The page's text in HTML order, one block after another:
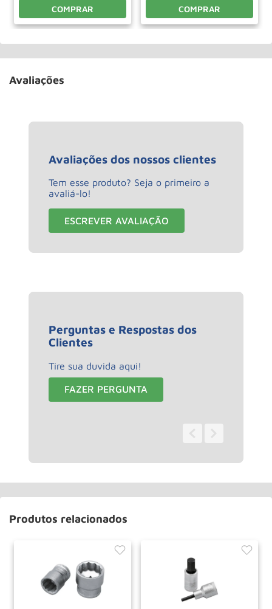
COMPRAR COMPRAR
Avaliações
Avaliações dos nossos clientes
Tem esse produto? Seja o primeiro a
avaliá-lo!
ESCREVER AVALIAÇÃO
Perguntas e Respostas dos
Clientes
Tire sua duvida aqui!
FAZER PERGUNTA
Produtos relacionados